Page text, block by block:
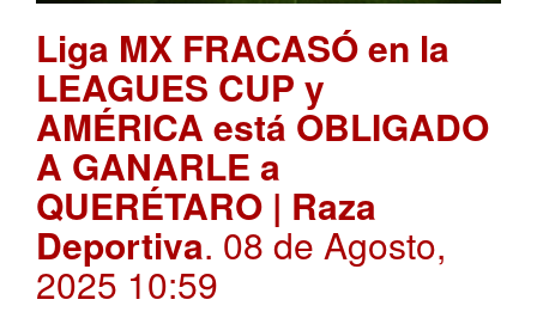
Liga MX FRACASÓ en la
LEAGUES CUP y
AMÉRICA está OBLIGADO
A GANARLE a
QUERÉTARO | Raza
Deportiva. 08 de Agosto,
2025 10:59